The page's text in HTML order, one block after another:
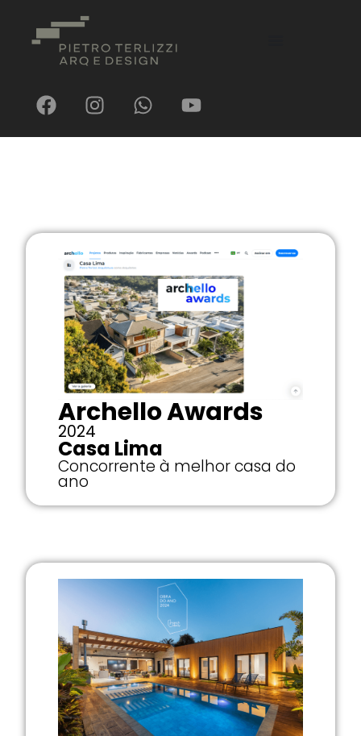
Archello Awards
2024
Casa Lima
Concorrente à melhor casa do
ano